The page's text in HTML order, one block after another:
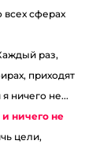
всех сферах
раз,
приходят
ничего не...
ничего не
цели,